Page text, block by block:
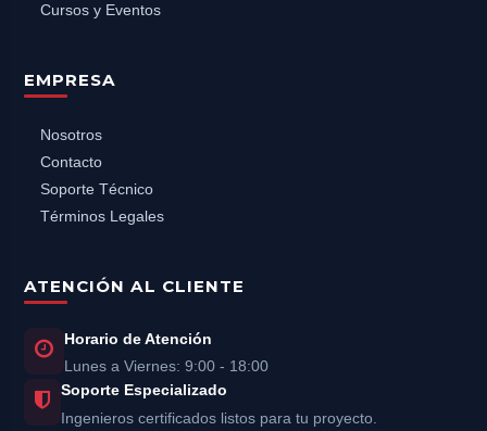
Cursos y Eventos
EMPRESA
Nosotros
Contacto
Soporte Técnico
Términos Legales
ATENCIÓN AL CLIENTE
Horario de Atención
Lunes a Viernes: 9:00 - 18:00
Soporte Especializado
Ingenieros certificados listos para tu proyecto.